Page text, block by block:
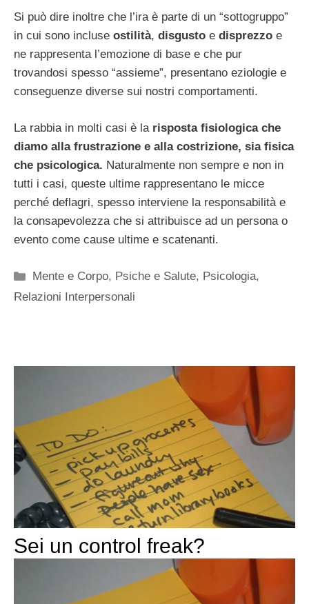
Si può dire inoltre che l’ira è parte di un “sottogruppo”
in cui sono incluse ostilità, disgusto e disprezzo e
ne rappresenta l’emozione di base e che pur
trovandosi spesso “assieme”, presentano eziologie e
conseguenze diverse sui nostri comportamenti.
La rabbia in molti casi è la risposta fisiologica che
diamo alla frustrazione e alla costrizione, sia fisica
che psicologica. Naturalmente non sempre e non in
tutti i casi, queste ultime rappresentano le micce
perché deflagri, spesso interviene la responsabilità e
la consapevolezza che si attribuisce ad un persona o
evento come cause ultime e scatenanti.
Categorie
Mente e Corpo, Psiche e Salute, Psicologia,
Relazioni Interpersonali
Sei un control freak?